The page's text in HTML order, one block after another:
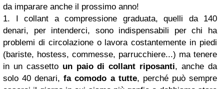
da imparare anche il prossimo anno!
1. I collant a compressione graduata, quelli da 140
denari, per intenderci, sono indispensabili per chi ha
problemi di circolazione o lavora costantemente in piedi
(bariste, hostess, commesse, parrucchiere...) ma tenere
in un cassetto un paio di collant riposanti, anche da
solo 40 denari,fa comodo a tutte, perché può sempre